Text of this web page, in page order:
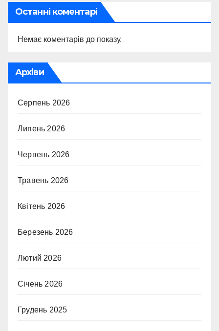
Останні коментарі
Немає коментарів до показу.
Архіви
Серпень 2026
Липень 2026
Червень 2026
Травень 2026
Квітень 2026
Березень 2026
Лютий 2026
Січень 2026
Грудень 2025